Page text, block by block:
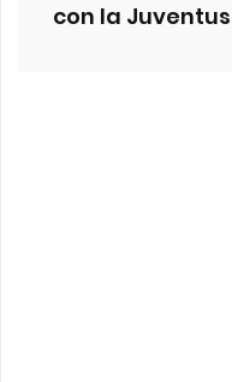
con la Juventus